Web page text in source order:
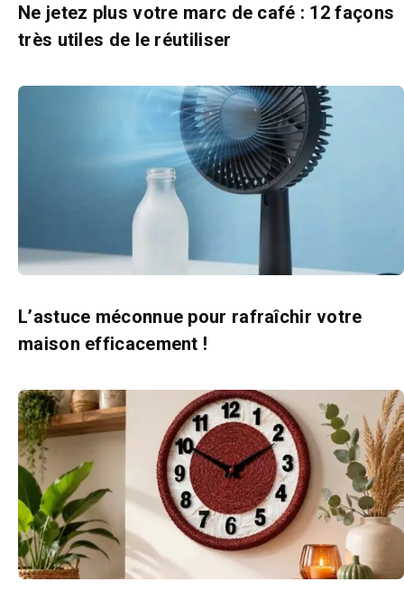
Ne jetez plus votre marc de café : 12 façons
très utiles de le réutiliser
L’astuce méconnue pour rafraîchir votre
maison efficacement !